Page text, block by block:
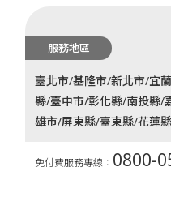
服務地區
臺北市/基隆市/新北市/宜
縣/臺中市/彰化縣/南投縣/
雄市/屏東縣/臺東縣/花蓮縣
免付費服務專線： 0800-